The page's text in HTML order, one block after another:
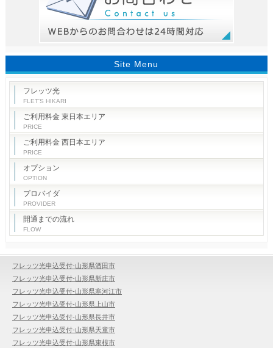
Site Menu
フレッツ光
FLET'S HIKARI
ご利用料金 東日本エリア
PRICE
ご利用料金 西日本エリア
PRICE
オプション
OPTION
プロバイダ
PROVIDER
開通までの流れ
FLOW
フレッツ光申込受付-山形県酒田市
フレッツ光申込受付-山形県新庄市
フレッツ光申込受付-山形県寒河江市
フレッツ光申込受付-山形県上山市
フレッツ光申込受付-山形県長井市
フレッツ光申込受付-山形県天童市
フレッツ光申込受付-山形県東根市